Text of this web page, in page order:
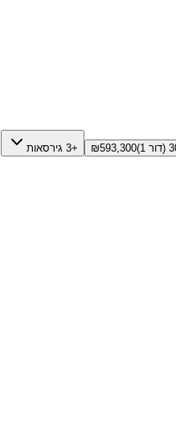
₪593,300 +3 גירסאות